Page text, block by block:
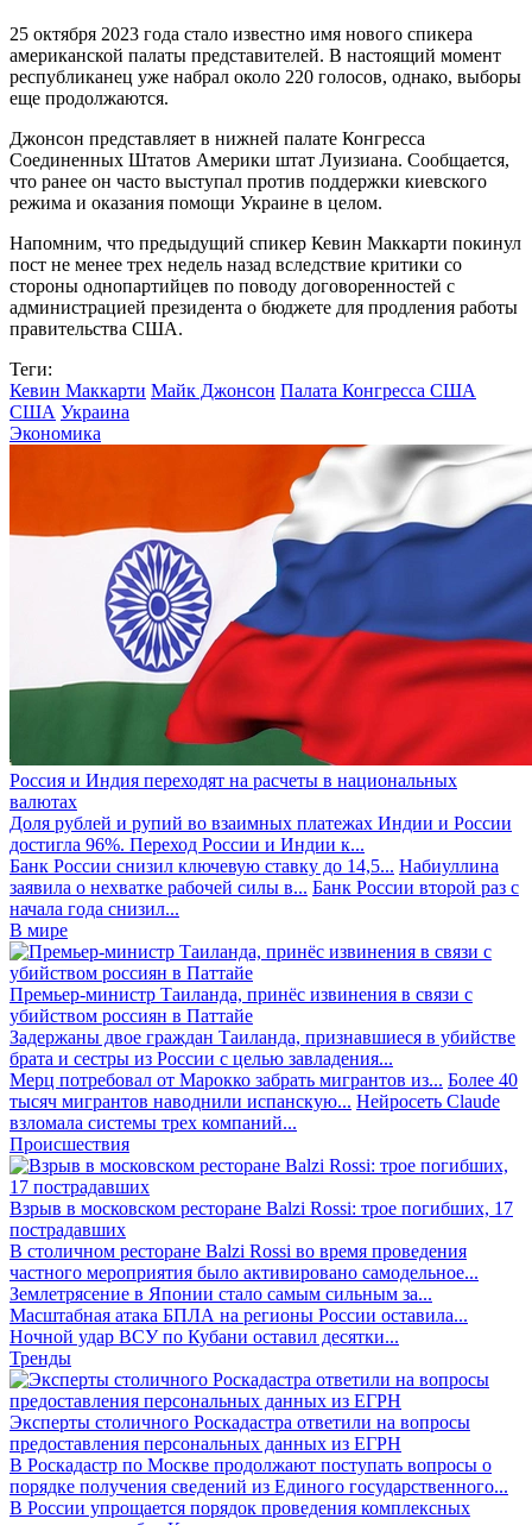
25 октября 2023 года стало известно имя нового спикера
американской палаты представителей. В настоящий момент
республиканец уже набрал около 220 голосов, однако, выборы
еще продолжаются.
Джонсон представляет в нижней палате Конгресса
Соединенных Штатов Америки штат Луизиана. Сообщается,
что ранее он часто выступал против поддержки киевского
режима и оказания помощи Украине в целом.
Напомним, что предыдущий спикер Кевин Маккарти покинул
пост не менее трех недель назад вследствие критики со
стороны однопартийцев по поводу договоренностей с
администрацией президента о бюджете для продления работы
правительства США.
Теги:
Кевин Маккарти Майк Джонсон Палата Конгресса США
США Украина
Экономика
Россия и Индия переходят на расчеты в национальных
валютах
Доля рублей и рупий во взаимных платежах Индии и России
достигла 96%. Переход России и Индии к...
Банк России снизил ключевую ставку до 14,5... Набиуллина
заявила о нехватке рабочей силы в... Банк России второй раз с
начала года снизил...
В мире
Премьер-министр Таиланда, принёс извинения в связи с
убийством россиян в Паттайе
Задержаны двое граждан Таиланда, признавшиеся в убийстве
брата и сестры из России с целью завладения...
Мерц потребовал от Марокко забрать мигрантов из... Более 40
тысяч мигрантов наводнили испанскую... Нейросеть Claude
взломала системы трех компаний...
Происшествия
Взрыв в московском ресторане Balzi Rossi: трое погибших, 17
пострадавших
В столичном ресторане Balzi Rossi во время проведения
частного мероприятия было активировано самодельное...
Землетрясение в Японии стало самым сильным за...
Масштабная атака БПЛА на регионы России оставила...
Ночной удар ВСУ по Кубани оставил десятки...
Тренды
Эксперты столичного Роскадастра ответили на вопросы
предоставления персональных данных из ЕГРН
В Роскадастр по Москве продолжают поступать вопросы о
порядке получения сведений из Единого государственного...
В России упрощается порядок проведения комплексных